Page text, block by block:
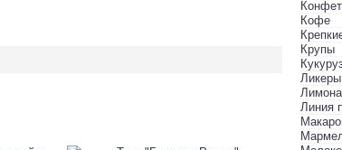
Кофе
Крупы
Линия